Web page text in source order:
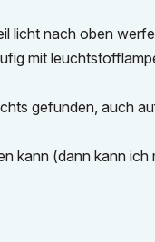
licht nach oben
mit
gefunden, auch
kann (dann kann ich